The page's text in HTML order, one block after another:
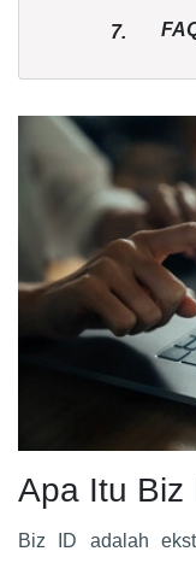
7.
Apa Itu Biz
Biz ID adalah